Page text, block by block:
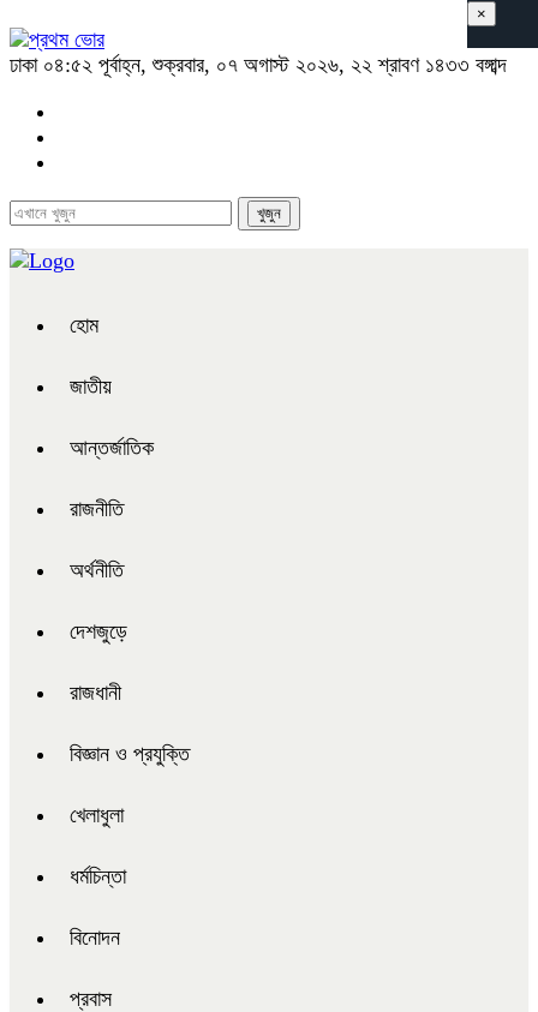
ঢাকা ০৪:৫২ পূর্বাহ্ন, শুক্রবার, ০৭ অগাস্ট ২০২৬, ২২ শ্রাবণ ১৪৩৩ বঙ্গাব্দ
হোম
জাতীয়
আন্তর্জাতিক
রাজনীতি
অর্থনীতি
দেশজুড়ে
রাজধানী
বিজ্ঞান ও প্রযুক্তি
খেলাধুলা
ধর্মচিন্তা
বিনোদন
প্রবাস
×